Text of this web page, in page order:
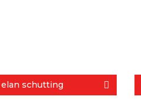
schutting